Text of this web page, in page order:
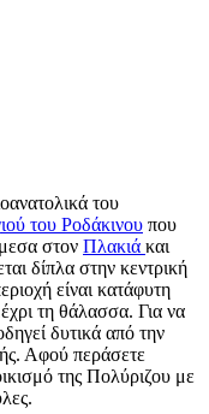
του
του Ροδάκινου που
στον Πλακιά και
δίπλα στην κεντρική
είναι κατάφυτη
τη θάλασσα. Για να
δυτικά από την
Αφού περάσετε
της Πολύριζου με